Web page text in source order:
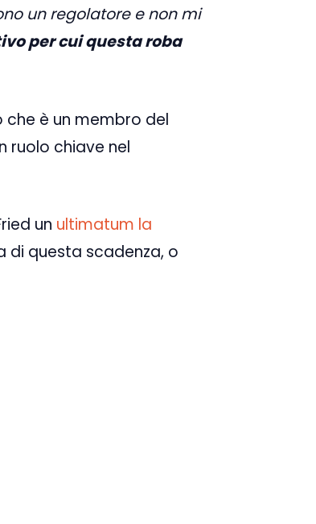
un regolatore e non mi
per cui questa roba
è un membro del
ruolo chiave nel
un ultimatum la
di questa scadenza, o